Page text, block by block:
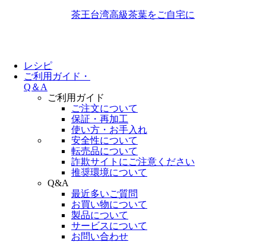
茶王台湾高級茶葉をご自宅に
レシピ
ご利用ガイド・
Q＆A
ご利用ガイド
ご注文について
保証・再加工
使い方・お手入れ
安全性について
転売品について
詐欺サイトにご注意ください
推奨環境について
Q&A
最近多いご質問
お買い物について
製品について
サービスについて
お問い合わせ